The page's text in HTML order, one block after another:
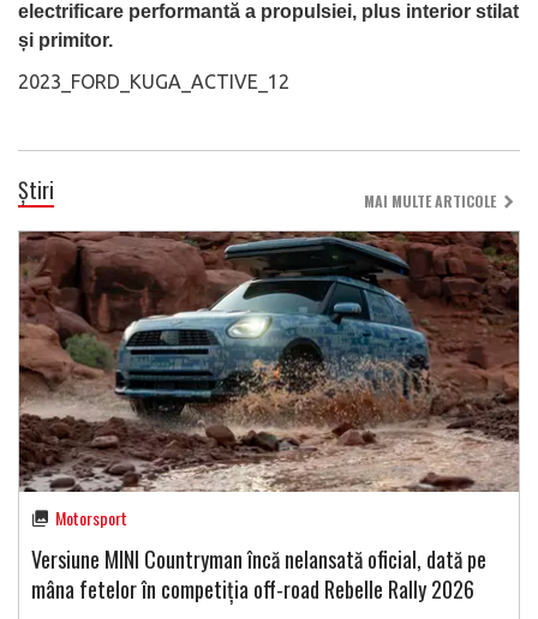
electrificare performantă a propulsiei, plus interior stilat
și primitor.
2023_FORD_KUGA_ACTIVE_12
Știri MAI MULTE ARTICOLE
Motorsport
Versiune MINI Countryman încă nelansată oficial, dată pe
mâna fetelor în competiția off-road Rebelle Rally 2026